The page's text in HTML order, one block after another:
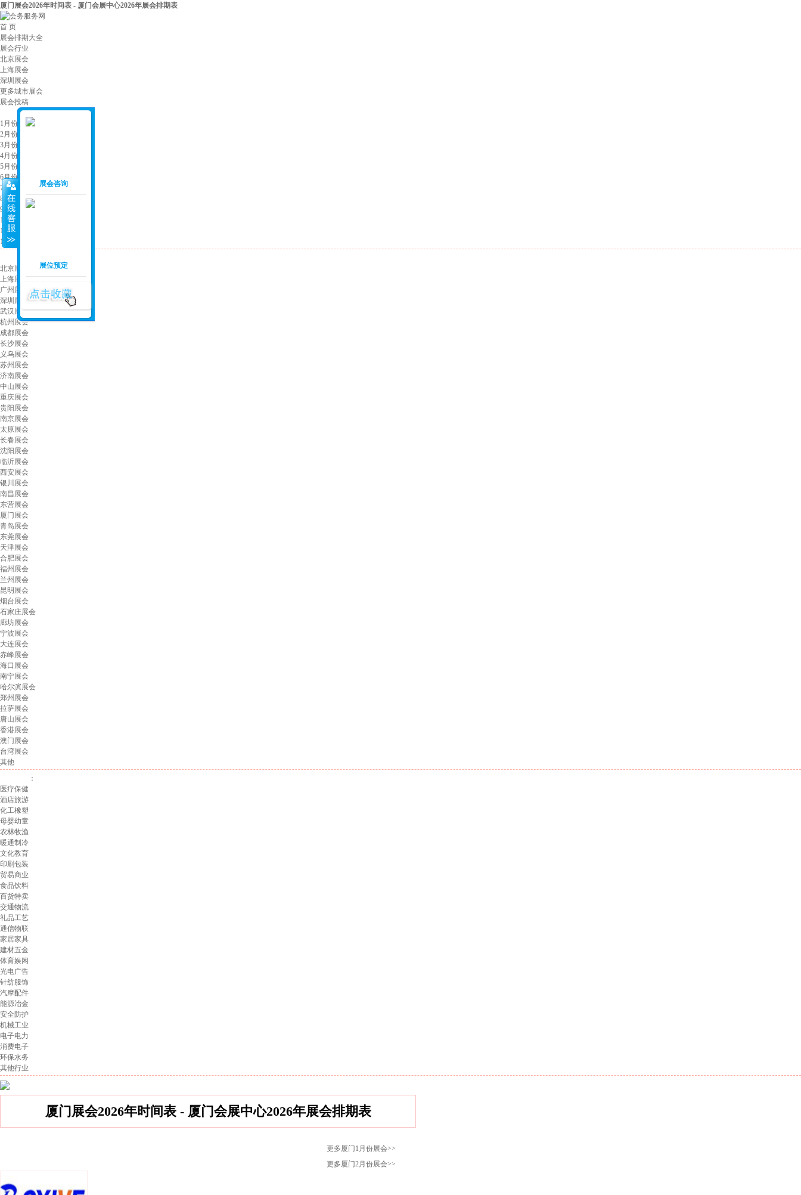
厦门展会2026年时间表 - 厦门会展中心2026年展会排期表
首 页
展会排期大全
展会行业
北京展会
上海展会
深圳展会
更多城市展会
展会投稿
展会月份：
1月份展会
2月份展会
3月份展会
4月份展会
5月份展会
6月份展会
7月份展会
8月份展会
9月份展会
10月份展会
11月份展会
12月份展会
北京展会
上海展会
广州展会
深圳展会
武汉展会
杭州展会
成都展会
长沙展会
义乌展会
苏州展会
济南展会
中山展会
重庆展会
贵阳展会
南京展会
太原展会
长春展会
沈阳展会
临沂展会
西安展会
银川展会
南昌展会
东营展会
厦门展会
青岛展会
东莞展会
天津展会
合肥展会
福州展会
兰州展会
昆明展会
烟台展会
石家庄展会
廊坊展会
宁波展会
大连展会
赤峰展会
海口展会
南宁展会
哈尔滨展会
郑州展会
拉萨展会
唐山展会
香港展会
澳门展会
台湾展会
其他
：
医疗保健
酒店旅游
化工橡塑
母婴幼童
农林牧渔
暖通制冷
文化教育
印刷包装
贸易商业
食品饮料
百货特卖
交通物流
礼品工艺
通信物联
家居家具
建材五金
体育娱闲
光电广告
针纺服饰
汽摩配件
能源冶金
安全防护
机械工业
电子电力
消费电子
环保水务
其他行业
厦门展会2026年时间表 - 厦门会展中心2026年展会排期表
更多厦门1月份展会>>
更多厦门2月份展会>>
展会咨询
展位预定